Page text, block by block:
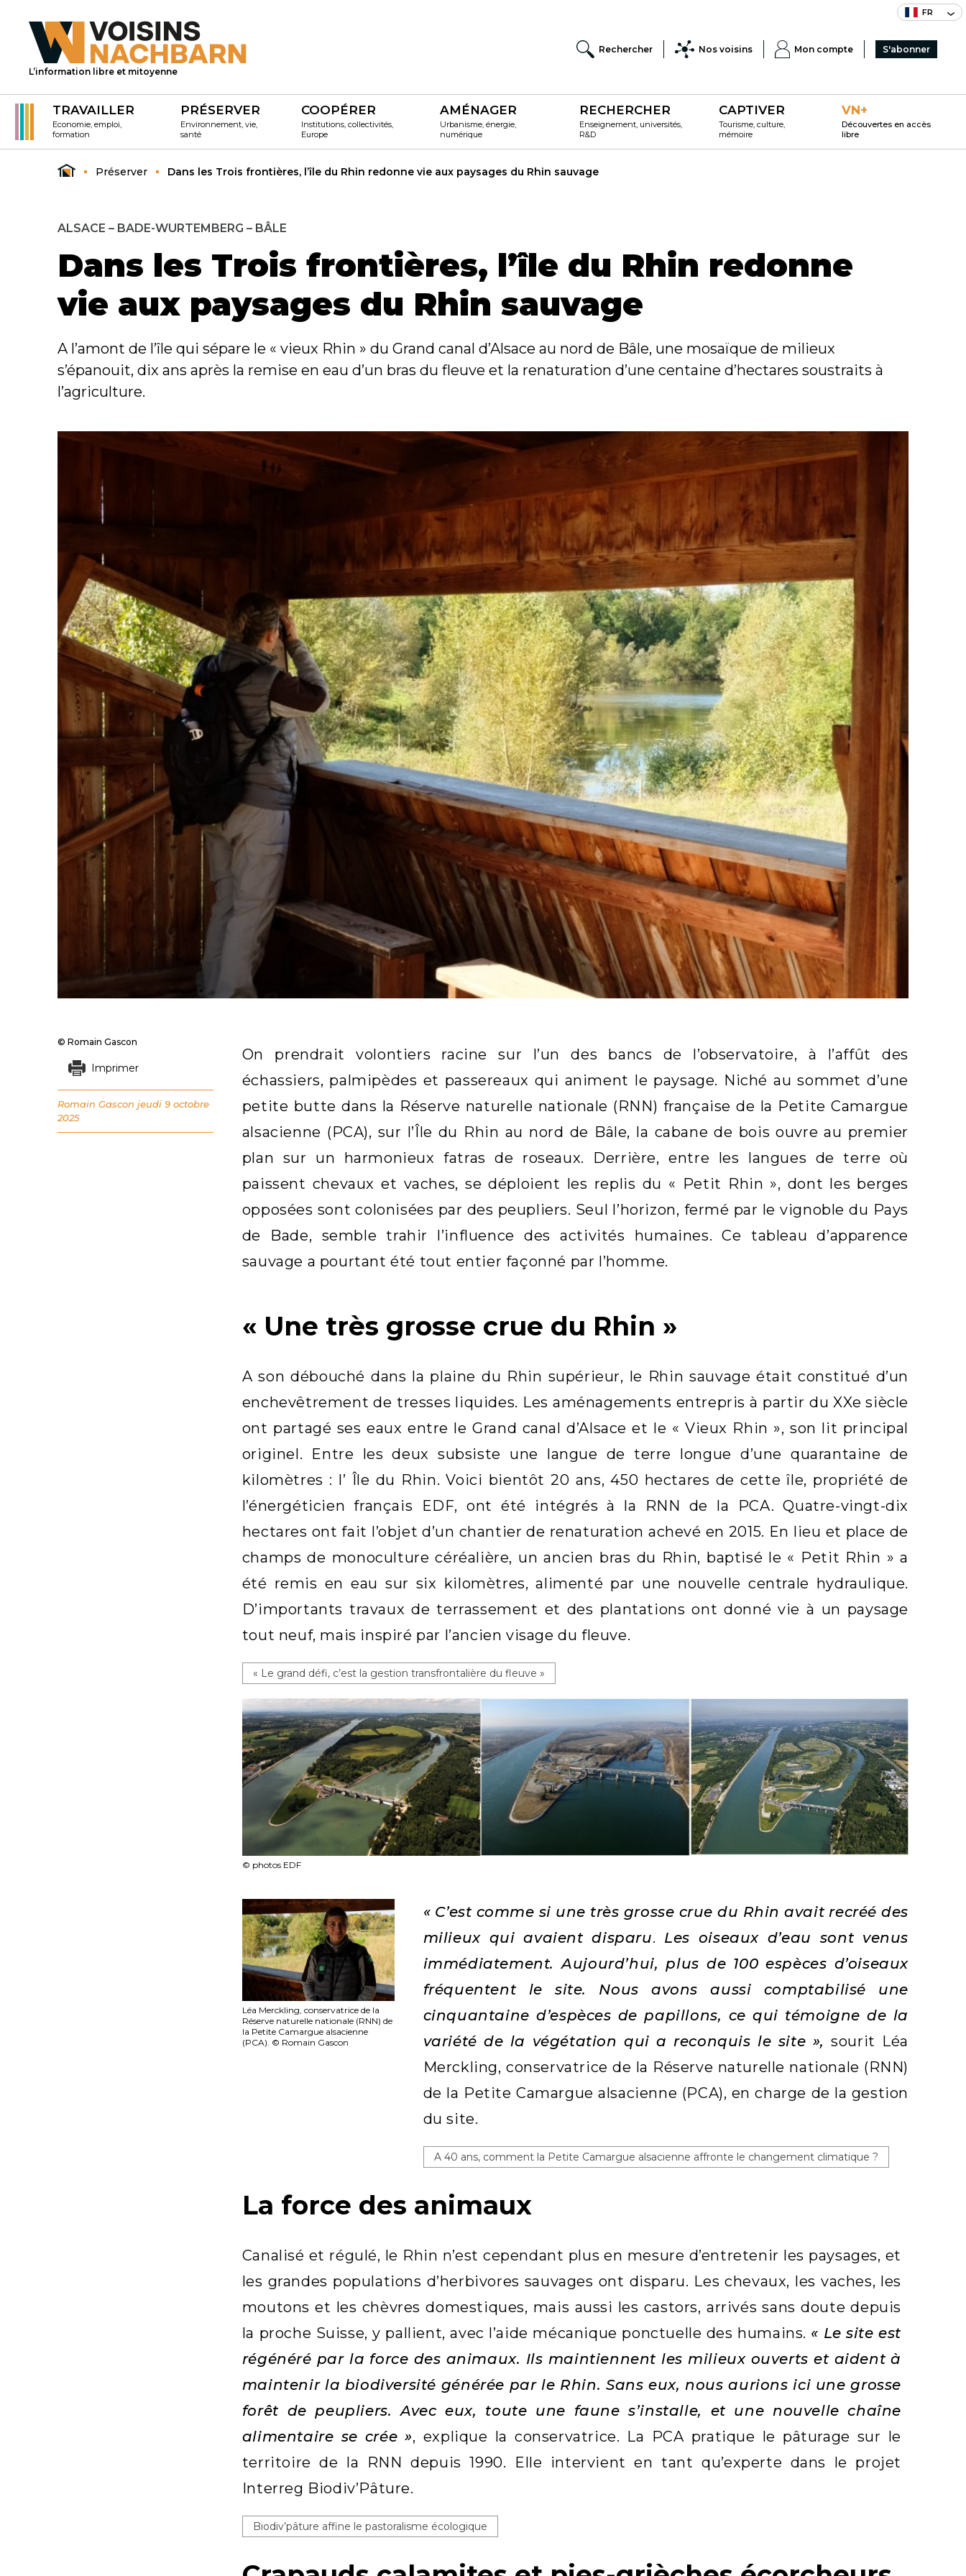
FR
L’information libre et mitoyenne
Rechercher Nos voisins Mon compte S'abonner
TRAVAILLER
Economie, emploi,
formation
PRÉSERVER
Environnement, vie,
santé
COOPÉRER
Institutions, collectivités,
Europe
AMÉNAGER
Urbanisme, énergie,
numérique
RECHERCHER
Enseignement, universités,
R&D
CAPTIVER
Tourisme, culture,
mémoire
VN+
Découvertes en accès
libre
Préserver Dans les Trois frontières, l’île du Rhin redonne vie aux paysages du Rhin sauvage
ALSACE – BADE-WURTEMBERG – BÂLE
Dans les Trois frontières, l’île du Rhin redonne
vie aux paysages du Rhin sauvage
A l’amont de l’île qui sépare le « vieux Rhin » du Grand canal d’Alsace au nord de Bâle, une mosaïque de milieux
s’épanouit, dix ans après la remise en eau d’un bras du fleuve et la renaturation d’une centaine d’hectares soustraits à
l’agriculture.
On prendrait volontiers racine sur l’un des bancs de l’observatoire, à l’affût des
échassiers, palmipèdes et passereaux qui animent le paysage. Niché au sommet d’une
petite butte dans la Réserve naturelle nationale (RNN) française de la Petite Camargue
alsacienne (PCA), sur l’Île du Rhin au nord de Bâle, la cabane de bois ouvre au premier
plan sur un harmonieux fatras de roseaux. Derrière, entre les langues de terre où
paissent chevaux et vaches, se déploient les replis du « Petit Rhin », dont les berges
opposées sont colonisées par des peupliers. Seul l’horizon, fermé par le vignoble du Pays
de Bade, semble trahir l’influence des activités humaines. Ce tableau d’apparence
sauvage a pourtant été tout entier façonné par l’homme.
« Une très grosse crue du Rhin »
A son débouché dans la plaine du Rhin supérieur, le Rhin sauvage était constitué d’un
enchevêtrement de tresses liquides. Les aménagements entrepris à partir du XXe siècle
ont partagé ses eaux entre le Grand canal d’Alsace et le « Vieux Rhin », son lit principal
originel. Entre les deux subsiste une langue de terre longue d’une quarantaine de
kilomètres : l’ Île du Rhin. Voici bientôt 20 ans, 450 hectares de cette île, propriété de
l’énergéticien français EDF, ont été intégrés à la RNN de la PCA. Quatre-vingt-dix
hectares ont fait l’objet d’un chantier de renaturation achevé en 2015. En lieu et place de
champs de monoculture céréalière, un ancien bras du Rhin, baptisé le « Petit Rhin » a
été remis en eau sur six kilomètres, alimenté par une nouvelle centrale hydraulique.
D’importants travaux de terrassement et des plantations ont donné vie à un paysage
tout neuf, mais inspiré par l’ancien visage du fleuve.
« Le grand défi, c’est la gestion transfrontalière du fleuve »
© photos EDF
Léa Merckling, conservatrice de la
Réserve naturelle nationale (RNN) de
la Petite Camargue alsacienne
(PCA). © Romain Gascon
« C’est comme si une très grosse crue du Rhin avait recréé des
milieux qui avaient disparu. Les oiseaux d’eau sont venus
immédiatement. Aujourd’hui, plus de 100 espèces d’oiseaux
fréquentent le site. Nous avons aussi comptabilisé une
cinquantaine d’espèces de papillons, ce qui témoigne de la
variété de la végétation qui a reconquis le site », sourit Léa
Merckling, conservatrice de la Réserve naturelle nationale (RNN)
de la Petite Camargue alsacienne (PCA), en charge de la gestion
du site.
A 40 ans, comment la Petite Camargue alsacienne affronte le changement climatique ?
La force des animaux
Canalisé et régulé, le Rhin n’est cependant plus en mesure d’entretenir les paysages, et
les grandes populations d’herbivores sauvages ont disparu. Les chevaux, les vaches, les
moutons et les chèvres domestiques, mais aussi les castors, arrivés sans doute depuis
la proche Suisse, y pallient, avec l’aide mécanique ponctuelle des humains. « Le site est
régénéré par la force des animaux. Ils maintiennent les milieux ouverts et aident à
maintenir la biodiversité générée par le Rhin. Sans eux, nous aurions ici une grosse
forêt de peupliers. Avec eux, toute une faune s’installe, et une nouvelle chaîne
alimentaire se crée », explique la conservatrice. La PCA pratique le pâturage sur le
territoire de la RNN depuis 1990. Elle intervient en tant qu’experte dans le projet
Interreg Biodiv’Pâture.
Biodiv’pâture affine le pastoralisme écologique
© Romain Gascon
Imprimer
Romain Gascon jeudi 9 octobre
2025